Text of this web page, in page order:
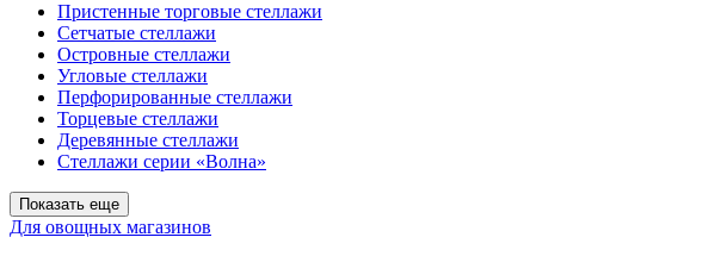
Пристенные торговые стеллажи
Сетчатые стеллажи
Островные стеллажи
Угловые стеллажи
Перфорированные стеллажи
Торцевые стеллажи
Деревянные стеллажи
Стеллажи серии «Волна»
Показать еще
Для овощных магазинов